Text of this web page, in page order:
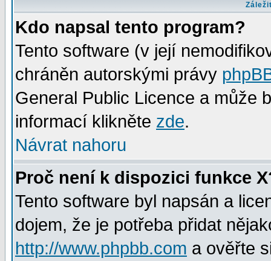
Kdo napsal tento program?
Tento software (v její
chráněn autorskými právy
General Public Licence a může
informací klikněte zde.
Návrat nahoru
Proč není k dispozici funkce
Tento software byl napsán a
dojem, že je potřeba přidat
http://www.phpbb.com a ověřte